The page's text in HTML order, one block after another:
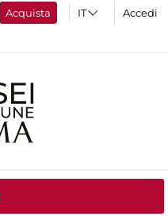
Acquista Accedi